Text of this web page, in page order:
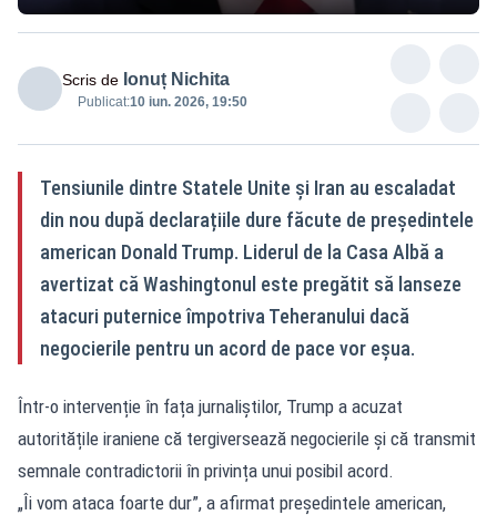
Scris de Ionuț Nichita
Publicat:10 iun. 2026, 19:50
Tensiunile dintre Statele Unite și Iran au escaladat
din nou după declarațiile dure făcute de președintele
american Donald Trump. Liderul de la Casa Albă a
avertizat că Washingtonul este pregătit să lanseze
atacuri puternice împotriva Teheranului dacă
negocierile pentru un acord de pace vor eșua.
Într-o intervenție în fața jurnaliștilor, Trump a acuzat
autoritățile iraniene că tergiversează negocierile și că transmit
semnale contradictorii în privința unui posibil acord.
„Îi vom ataca foarte dur”, a afirmat președintele american,